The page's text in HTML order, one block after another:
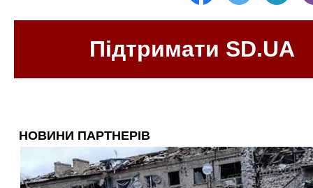
Підтримати SD.UA